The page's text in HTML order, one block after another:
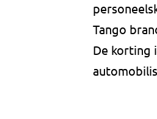
Tango
De korting